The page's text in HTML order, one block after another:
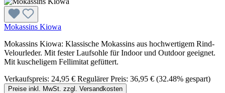
Mokassins Kiowa
Mokassins Kiowa: Klassische Mokassins aus hochwertigem Rind-
Velourleder. Mit fester Laufsohle für Indoor und Outdoor geeignet.
Mit kuscheligem Fellimitat gefüttert.
Verkaufspreis: 24,95 € Regulärer Preis: 36,95 € (32.48% gespart)
Preise inkl. MwSt. zzgl. Versandkosten